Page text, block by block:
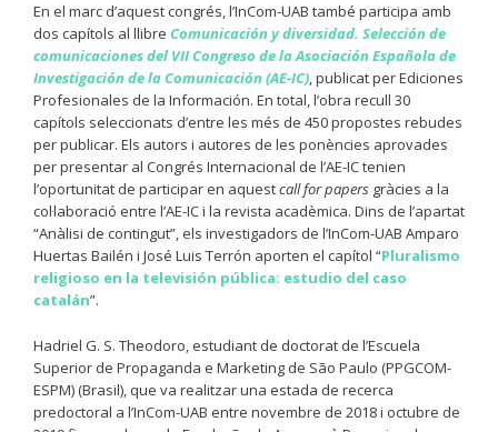
En el marc d’aquest congrés, l’InCom-UAB també participa amb
dos capítols al llibre Comunicación y diversidad. Selección de
comunicaciones del VII Congreso de la Asociación Española de
Investigación de la Comunicación (AE-IC), publicat per Ediciones
Profesionales de la Información. En total, l’obra recull 30
capítols seleccionats d’entre les més de 450 propostes rebudes
per publicar. Els autors i autores de les ponències aprovades
per presentar al Congrés Internacional de l’AE-IC tenien
l’oportunitat de participar en aquestcall for papers gràcies a la
col·laboració entre l’AE-IC i la revista acadèmica. Dins de l’apartat
“Anàlisi de contingut”, els investigadors de l’InCom-UAB Amparo
Huertas Bailén i José Luis Terrón aporten el capítol “Pluralismo
religioso en la televisión pública: estudio del caso
catalán”.
Hadriel G. S. Theodoro, estudiant de doctorat de l’Escuela
Superior de Propaganda e Marketing de São Paulo (PPGCOM-
ESPM) (Brasil), que va realitzar una estada de recerca
predoctoral a l’InCom-UAB entre novembre de 2018 i octubre de